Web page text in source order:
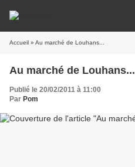
Accueil » Au marché de Louhans...
Au marché de Louhans...
Publié le 20/02/2011 à 11:00
Par Pom